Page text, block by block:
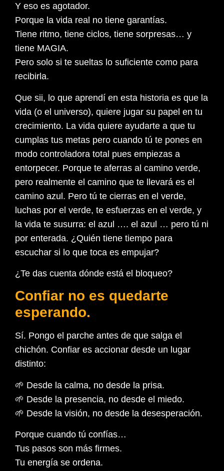
Y eso es agotador.
Porque la vida real no tiene garantías.
Tiene ritmo, tiene ciclos, tiene sorpresas… y
tiene MAGIA.
Pero solo si te sueltas lo suficiente como para
recibirla.
Que sii, lo que aprendí en esta historia es que la
vida (o el universo), quiere jugar su papel en tu
crecimiento. La vida quiere ayudarte a que tu
cumplas tus metas pero cuando tú te pones en
modo controladora total pues empiezas a
entorpecer. Porque te aferras al camino verde,
pero realmente el camino que te llevará es el
camino azul. Pero tú te cierras en el verde,
luchas por el verde, te esfuerzas en el verde, y
la vida te susurra: el azul …. el azul … pero tú ni
por enterada. ¿Quién tiene tiempo para
escuchar si lo que toca es empujar?
¿Te das cuenta dónde está el bloqueo?
Confiar no es quedarte
esperando.
Sí. Pongo el parche antes de que salga el
chichón. Confiar es accionar desde un lugar
distinto:
🌱 Desde la calma, no desde la prisa.
🌱 Desde la presencia, no desde el miedo.
🌱 Desde la visión, no desde la desesperación.
Porque cuando tú confías…
Tus pasos son más firmes.
Tu energía se ordena.